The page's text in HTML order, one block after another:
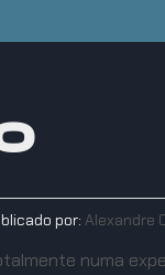
por: Alexandre
numa